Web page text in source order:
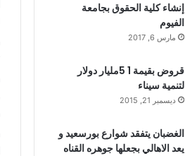
إنشاء كلية الحقوق بجامعة
الفيوم
مارس 6, 2017
قروض بقيمة 1 5مليار دولار
لتنمية سيناء
ديسمبر 21, 2015
الغضبان يتفقد شوارع بورسعيد و
يعد الاهالي بجعلها جوهره القناه